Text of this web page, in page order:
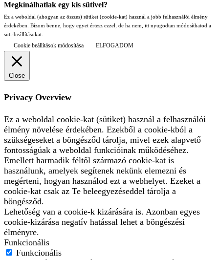
Megkínálhatlak egy kis sütivel?
Ez a weboldal (ahogyan az összes) sütiket (cookie-kat) használ a jobb felhasználói élmény
érdekében. Bízom benne, hogy egyet értesz ezzel, de ha nem, itt nyugodtan módosíthatod a
süti-beállításokat.
Cookie beállítások módosítása ELFOGADOM
Close
Privacy Overview
Ez a weboldal cookie-kat (sütiket) használ a felhasználói
élmény növelése érdekében. Ezekből a cookie-kból a
szükségeseket a böngésződ tárolja, mivel ezek alapvető
fontosságúak a weboldal funkcióinak működéséhez.
Emellett harmadik féltől származó cookie-kat is
használunk, amelyek segítenek nekünk elemezni és
megérteni, hogyan használod ezt a webhelyet. Ezeket a
cookie-kat csak az Te beleegyezéseddel tárolja a
böngésződ.
Lehetőség van a cookie-k kizárására is. Azonban egyes
cookie-kizárása negatív hatással lehet a böngészési
élményre.
Funkcionális
Funkcionális